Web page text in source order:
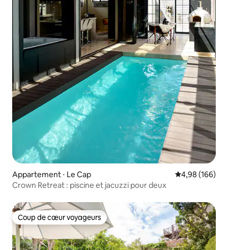
Appartement ⋅ Le Cap Évaluation
4,98 (166)
Crown Retreat : piscine et jacuzzi pour deux
Coup de cœur voyageurs
Coup de cœur voyageurs